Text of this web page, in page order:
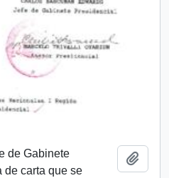
de Gabinete
de carta que se